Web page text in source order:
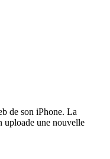
de son iPhone. La
uploade une nouvelle